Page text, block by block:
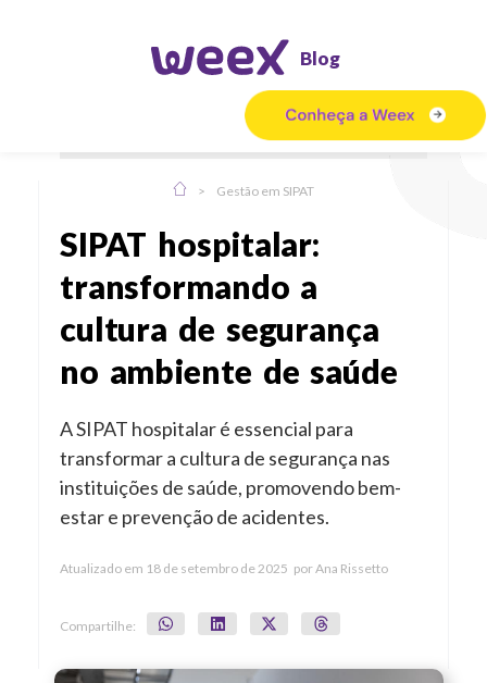
Blog
> Gestão em SIPAT
SIPAT hospitalar:
transformando a
cultura de segurança
no ambiente de saúde
A SIPAT hospitalar é essencial para
transformar a cultura de segurança nas
instituições de saúde, promovendo bem-
estar e prevenção de acidentes.
Atualizado em 18 de setembro de 2025 porAna Rissetto
Compartilhe: